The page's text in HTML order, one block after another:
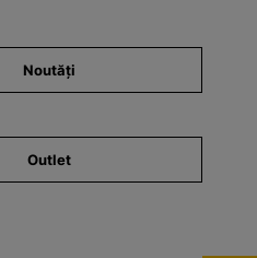
Noutăți
Outlet